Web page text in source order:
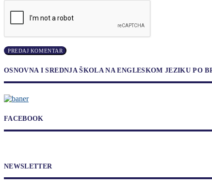
OSNOVNA I SREDNJA ŠKOLA NA ENGLESKOM JEZIKU PO
FACEBOOK
NEWSLETTER